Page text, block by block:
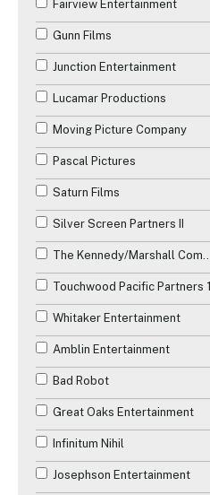
Fairview Entertainment
Gunn Films
Junction Entertainment
Lucamar Productions
Moving Picture Company
Pascal Pictures
Saturn Films
Silver Screen Partners II
The Kennedy/Marshall Company
Touchwood Pacific Partners 1
Whitaker Entertainment
Amblin Entertainment
Bad Robot
Great Oaks Entertainment
Infinitum Nihil
Josephson Entertainment